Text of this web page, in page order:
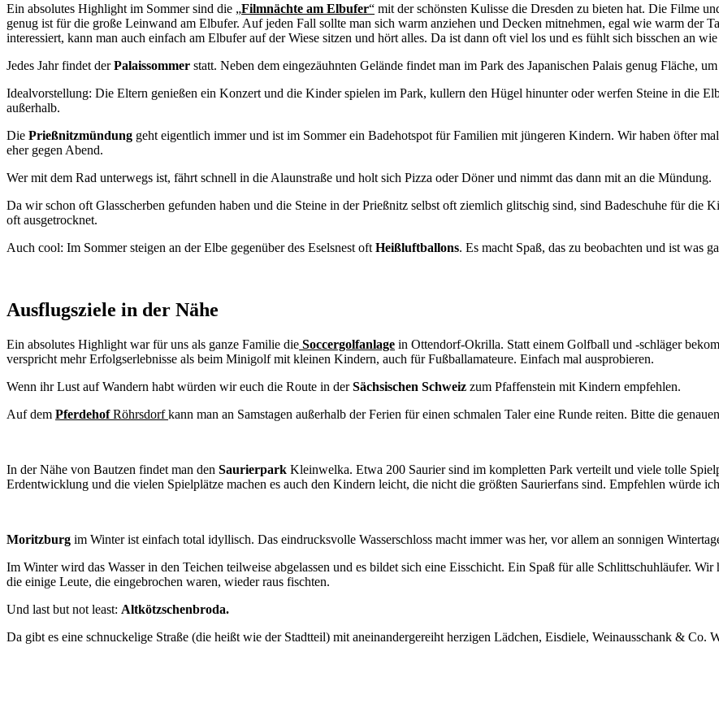
Ein absolutes Highlight im Sommer sind die „Filmnächte am Elbufer“ mit der schönsten Kulisse die Dresden zu bieten hat. Die Filme
genug ist für die große Leinwand am Elbufer. Auf jeden Fall sollte man sich warm anziehen und Decken mitnehmen, egal wie warm der
interessiert, kann man auch einfach am Elbufer auf der Wiese sitzen und hört alles. Da ist dann oft viel los und es fühlt sich bisschen an
Jedes Jahr findet derPalaissommer statt. Neben dem eingezäuhnten Gelände findet man im Park des Japanischen Palais genug Fläche,
Idealvorstellung: Die Eltern genießen ein Konzert und die Kinder spielen im Park, kullern den Hügel hinunter oder werfen Steine in die
außerhalb.
Die Prießnitzmündung geht eigentlich immer und ist im Sommer ein Badehotspot für Familien mit jüngeren Kindern. Wir haben öfter
eher gegen Abend.
Wer mit dem Rad unterwegs ist, fährt schnell in die Alaunstraße und holt sich Pizza oder Döner und nimmt das dann mit an die Mündung.
Da wir schon oft Glasscherben gefunden haben und die Steine in der Prießnitz selbst oft ziemlich glitschig sind, sind Badeschuhe für die
oft ausgetrocknet.
Auch cool: Im Sommer steigen an der Elbe gegenüber des Eselsnest oft Heißluftballons. Es macht Spaß, das zu beobachten und ist was
Ausflugsziele in der Nähe
Ein absolutes Highlight war für uns als ganze Familie die Soccergolfanlage in Ottendorf-Okrilla. Statt einem Golfball und -schläger
verspricht mehr Erfolgserlebnisse als beim Minigolf mit kleinen Kindern, auch für Fußballamateure. Einfach mal ausprobieren.
Wenn ihr Lust auf Wandern habt würden wir euch die Route in derSächsischen Schweiz zum Pfaffenstein mit Kindern empfehlen.
Auf dem PferdehofRöhrsdorfkann man an Samstagen außerhalb der Ferien für einen schmalen Taler eine Runde reiten. Bitte die
In der Nähe von Bautzen findet man den Saurierpark Kleinwelka. Etwa 200 Saurier sind im kompletten Park verteilt und viele tolle
Erdentwicklung und die vielen Spielplätze machen es auch den Kindern leicht, die nicht die größten Saurierfans sind. Empfehlen würde
Moritzburg im Winter ist einfach total idyllisch. Das eindrucksvolle Wasserschloss macht immer was her, vor allem an sonnigen
Im Winter wird das Wasser in den Teichen teilweise abgelassen und es bildet sich eine Eisschicht. Ein Spaß für alle Schlittschuhläufer.
die einige Leute, die eingebrochen waren, wieder raus fischten.
Und last but not least: Altkötzschenbroda.
Da gibt es eine schnuckelige Straße (die heißt wie der Stadtteil) mit aneinandergereiht herzigen Lädchen, Eisdiele, Weinausschank &